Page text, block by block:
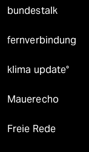
bundestalk
fernverbindung
klima update°
Mauerecho
Freie Rede